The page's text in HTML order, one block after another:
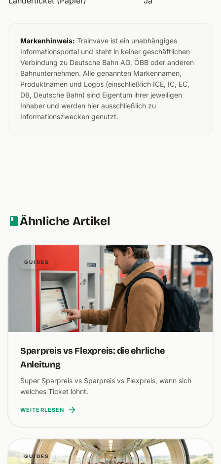
Markenhinweis: Trainvave ist ein unabhängiges
Informationsportal und steht in keiner geschäftlichen
Verbindung zu Deutsche Bahn AG, ÖBB oder anderen
Bahnunternehmen. Alle genannten Markennamen,
Produktnamen und Logos (einschließlich ICE, IC, EC,
DB, Deutsche Bahn) sind Eigentum ihrer jeweiligen
Inhaber und werden hier ausschließlich zu
Informationszwecken genutzt.
Ähnliche Artikel
GUIDES
Sparpreis vs Flexpreis: die ehrliche
Anleitung
Super Sparpreis vs Sparpreis vs Flexpreis, wann sich
welches Ticket lohnt.
WEITERLESEN
GUIDES